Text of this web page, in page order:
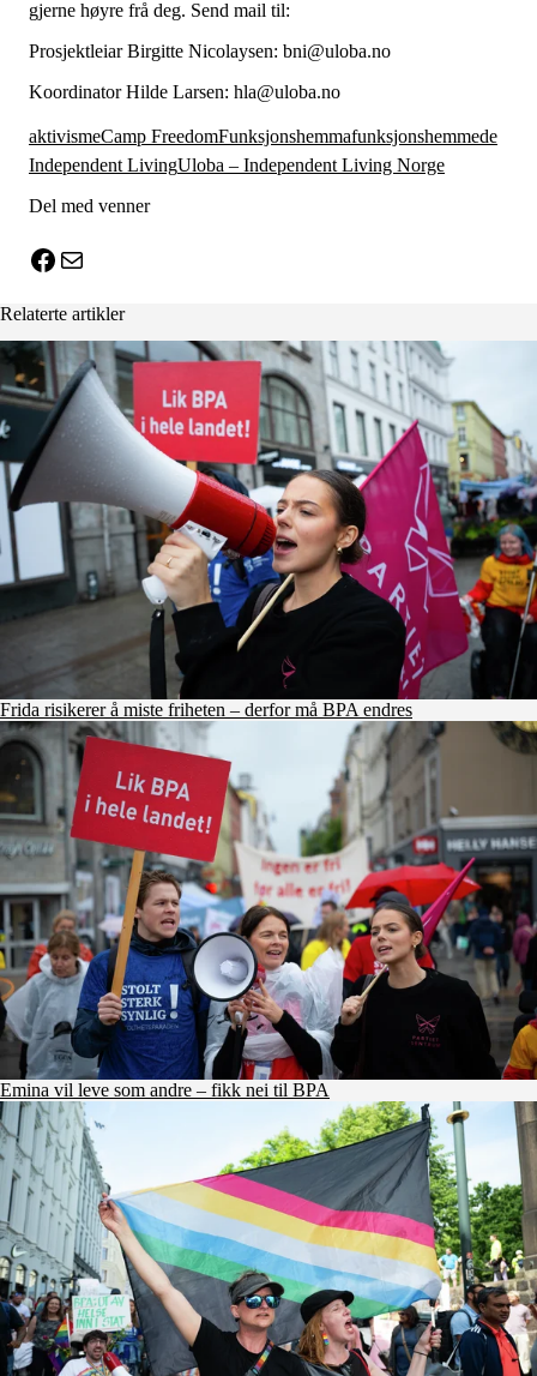
gjerne høyre frå deg. Send mail til:
Prosjektleiar Birgitte Nicolaysen: bni@uloba.no
Koordinator Hilde Larsen: hla@uloba.no
aktivismeCamp FreedomFunksjonshemmafunksjonshemmede
Independent LivingUloba – Independent Living Norge
Del med venner
X
Facebook
E-post
Relaterte artikler
Frida risikerer å miste friheten – derfor må BPA endres
Emina vil leve som andre – fikk nei til BPA